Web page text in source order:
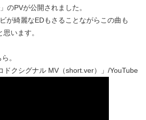
のPVが公開されました。
が綺麗なEDもさることながらこの曲も
います。
。
ドクシグナル MV（short.ver）」/YouTube